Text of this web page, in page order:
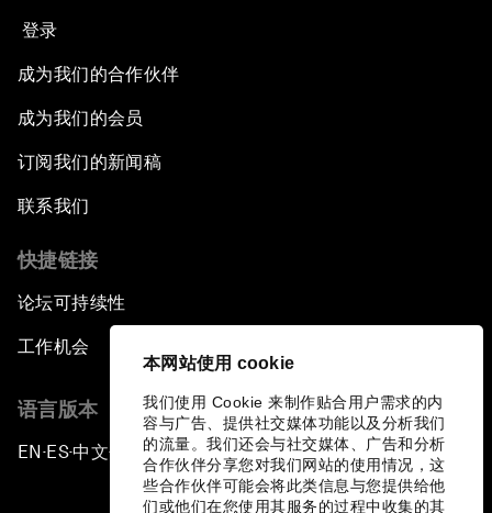
本网站使用 cookie
我们使用 Cookie 来制作贴合用户需求的内
容与广告、提供社交媒体功能以及分析我们
的流量。我们还会与社交媒体、广告和分析
合作伙伴分享您对我们网站的使用情况，这
些合作伙伴可能会将此类信息与您提供给他
们或他们在您使用其服务的过程中收集的其
登录
成为我们的合作伙伴
成为我们的会员
订阅我们的新闻稿
联系我们
快捷链接
论坛可持续性
工作机会
语言版本
EN ▪ES▪中文▪ 日本語